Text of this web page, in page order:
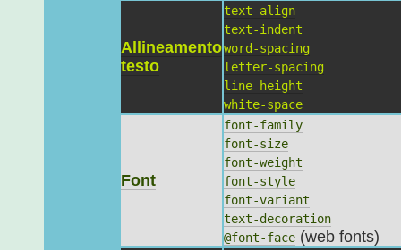
Allineamento
testo
text-align
text-indent
word-spacing
letter-spacing
line-height
white-space
Font
font-family
font-size
font-weight
font-style
font-variant
text-decoration
@font-face(web fonts)